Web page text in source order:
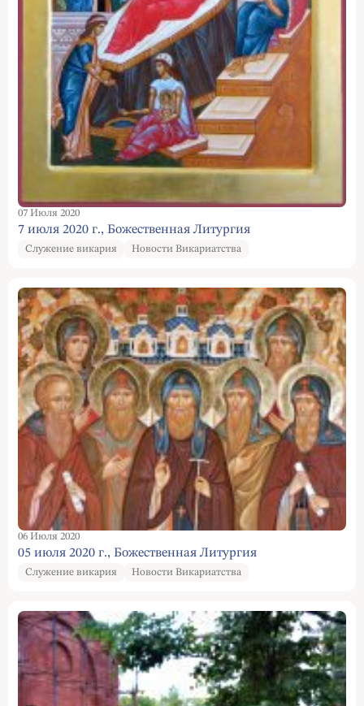
07 Июля 2020
7 июля 2020 г., Божественная Литургия
Служение викария Новости Викариатства
06 Июля 2020
05 июля 2020 г., Божественная Литургия
Служение викария Новости Викариатства